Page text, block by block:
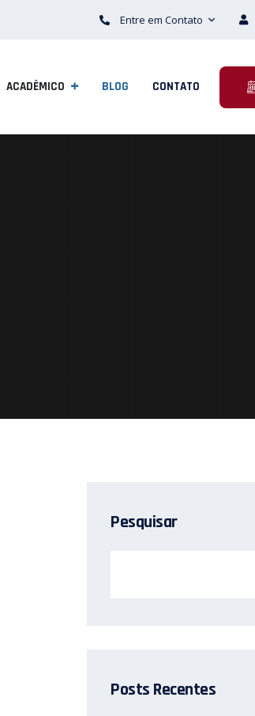
Entre em Contato
ACADÊMICO BLOG CONTATO
Pesquisar
Posts Recentes